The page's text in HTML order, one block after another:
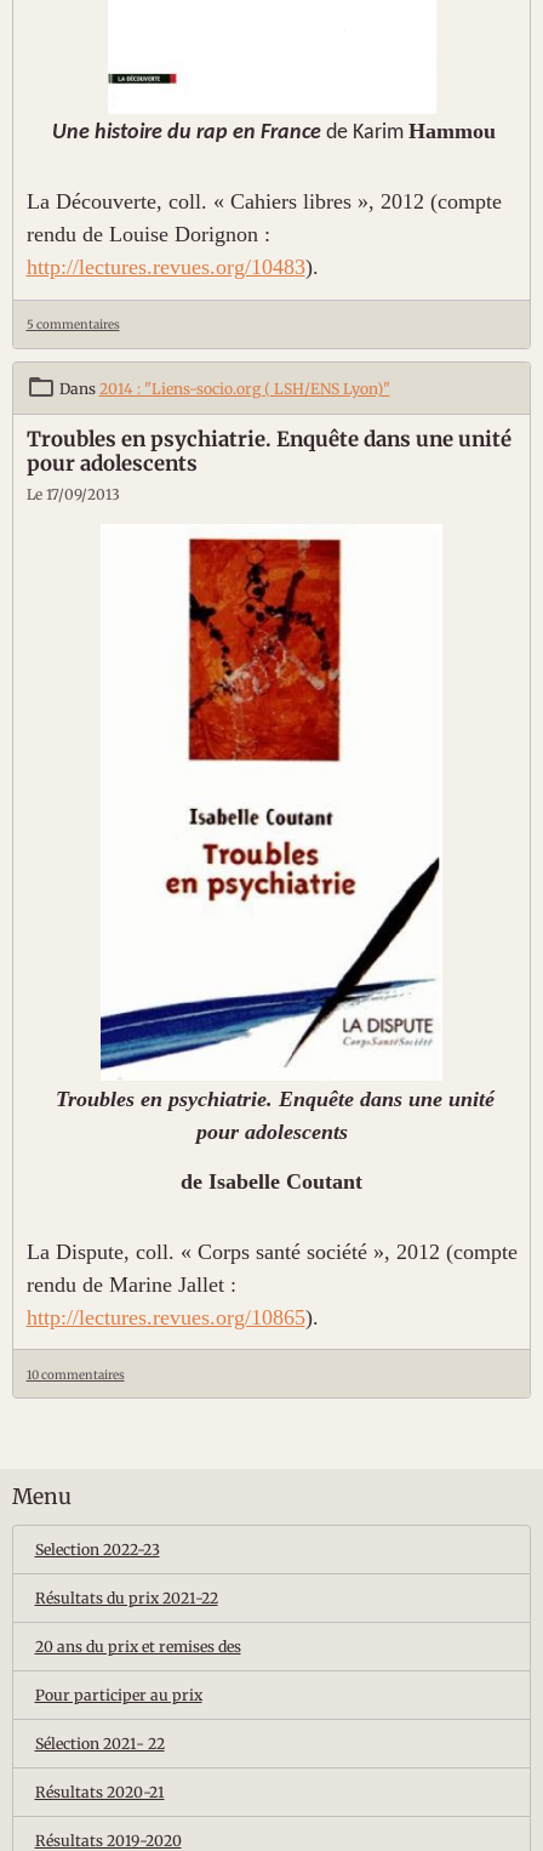
Une histoire du rap en France de Karim Hammou
La Découverte, coll. « Cahiers libres », 2012 (compte
rendu de Louise Dorignon :
http://lectures.revues.org/10483).
5 commentaires
Dans 2014 : "Liens-socio.org ( LSH/ENS Lyon)"
Troubles en psychiatrie. Enquête dans une unité
pour adolescents
Le 17/09/2013
Troubles en psychiatrie. Enquête dans une unité
pour adolescents
de Isabelle Coutant
La Dispute, coll. « Corps santé société », 2012 (compte
rendu de Marine Jallet :
http://lectures.revues.org/10865).
10 commentaires
Menu
Selection 2022-23
Résultats du prix 2021-22
20 ans du prix et remises des
Pour participer au prix
Sélection 2021- 22
Résultats 2020-21
Résultats 2019-2020